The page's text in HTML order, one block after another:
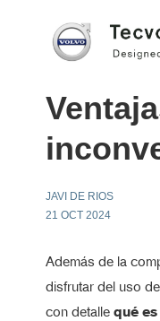
JAVI DE RIOS
21 OCT 2024
Además de la
disfrutar del uso
con detalle qué